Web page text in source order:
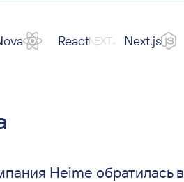
React Next.js
Heime обратилась в